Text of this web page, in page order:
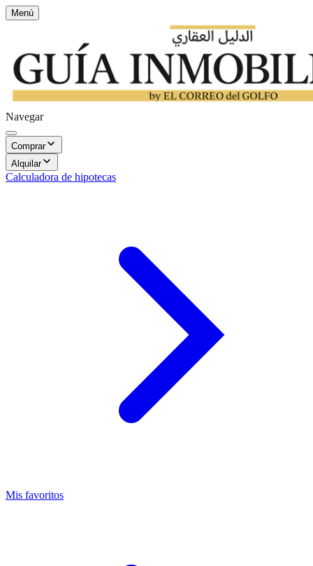
Menú
Navegar
Comprar
Alquilar
Calculadora de hipotecas
Mis favoritos